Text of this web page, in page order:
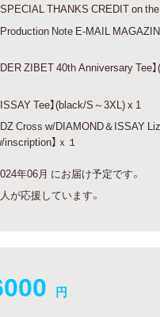
SPECIAL THANKS CREDIT on
Production Note E-MAIL
DER ZIBET 40th Anniversary Tee
ISSAY Tee】(black/S～3XL) x 1
DZ Cross w/DIAMOND＆ISSAY
inscription】ｘ１
年06月 にお届け予定です。
が応援しています。
円